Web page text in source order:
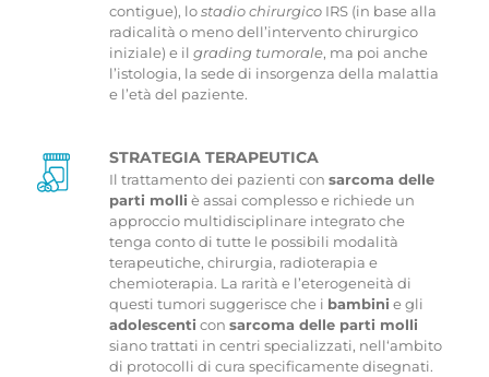
contigue), lostadio chirurgico IRS (in base alla
radicalità o meno dell’intervento chirurgico
iniziale) e ilgrading tumorale, ma poi anche
l’istologia, la sede di insorgenza della malattia
e l’età del paziente.
STRATEGIA TERAPEUTICA
Il trattamento dei pazienti consarcoma delle
parti molli è assai complesso e richiede un
approccio multidisciplinare integrato che
tenga conto di tutte le possibili modalità
terapeutiche, chirurgia, radioterapia e
chemioterapia. La rarità e l’eterogeneità di
questi tumori suggerisce che i bambini e gli
adolescenti consarcoma delle parti molli
siano trattati in centri specializzati, nell‘ambito
di protocolli di cura specificamente disegnati.